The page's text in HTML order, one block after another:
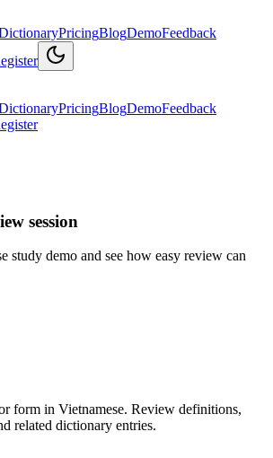
PricingBlogDemoFeedback
PricingBlogDemoFeedback
session
study demo and see how easy review can
form in Vietnamese. Review definitions,
related dictionary entries.